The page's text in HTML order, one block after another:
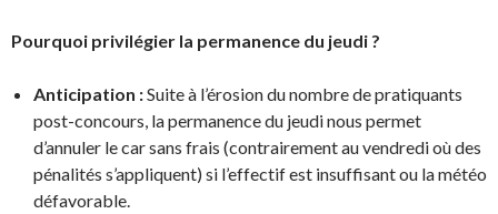
Pourquoi privilégier la permanence du jeudi ?
Anticipation :Suite à l’érosion du nombre de pratiquants
post-concours, la permanence du jeudi nous permet
d’annuler le car sans frais (contrairement au vendredi où des
pénalités s’appliquent) si l’effectif est insuffisant ou la météo
défavorable.